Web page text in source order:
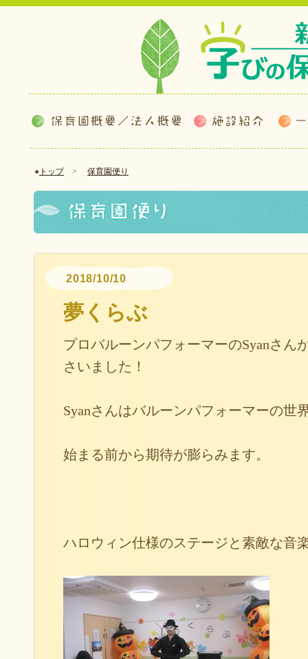
● トップ> 保育園便り
2018/10/10
夢くらぶ
プロバルーンパフォーマーのSyanさん
さいました！
Syanさんはバルーンパフォーマーの世
始まる前から期待が膨らみます。
ハロウィン仕様のステージと素敵な音